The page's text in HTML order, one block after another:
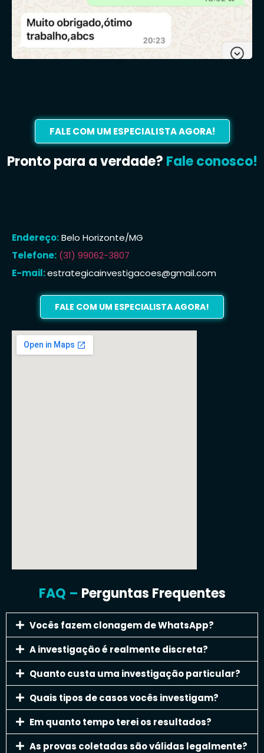
FALE COM UM ESPECIALISTA AGORA!
Pronto para a verdade? Fale conosco!
Endereço:Belo Horizonte/MG
Telefone: (31) 99062-3807
E-mail:estrategicainvestigacoes@gmail.com
FALE COM UM ESPECIALISTA AGORA!
FAQ – Perguntas Frequentes
Vocês fazem clonagem de WhatsApp?
A investigação é realmente discreta?
Quanto custa uma investigação particular?
Quais tipos de casos vocês investigam?
Em quanto tempo terei os resultados?
As provas coletadas são válidas legalmente?